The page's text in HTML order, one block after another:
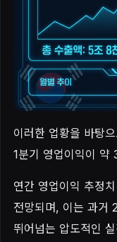
이러한 업황을 바탕
1분기 영업이익이 약
연간 영업이익 추정
전망되며, 이는 과거
뛰어넘는 압도적인